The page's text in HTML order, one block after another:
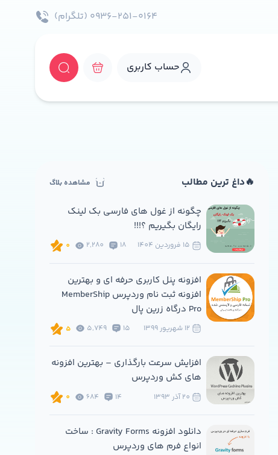
۰۹۳۶-۲۵۱-۰۱۶۴ (تلگرام)
حساب کاربری
🔥داغ ترین مطالب مشاهده بلاگ
چگونه از غول های فارسی بک لینک
رایگان بگیریم ؟!!!
18
2,280
0
افزونه پنل کاربری حرفه ای و بهترین
افزونه ثبت نام وردپرس MemberShip
Pro درگاه زرین پال
15
5,749
5
افزایش سرعت بارگذاری – بهترین افزونه
های کش وردپرس
14
684
0
دانلود افزونه Gravity Forms : ساخت
انواع فرم های وردپرس